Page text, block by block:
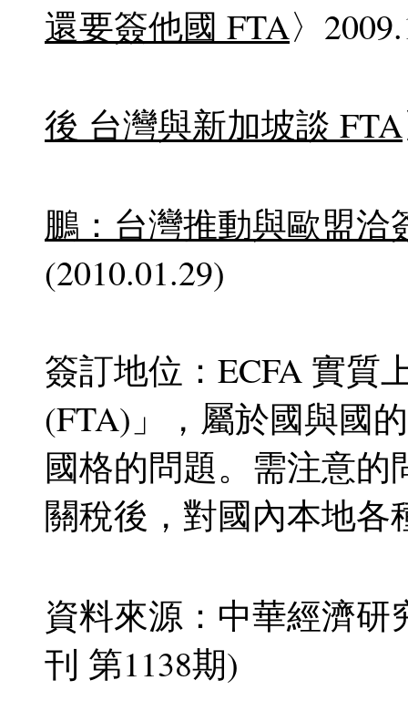
還要簽他國 FTA〉
後 台灣與新加坡談 FTA
鵬：台灣推動與歐盟洽
(2010.01.29)
簽訂地位：ECFA 實質
(FTA)」，屬於國與國
國格的問題。需注意
關稅後，對國內本地各
資料來源：中華經濟
刊 第1138期)